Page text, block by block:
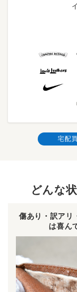
宅配
どんな
傷あり・訳アリ
は喜ん